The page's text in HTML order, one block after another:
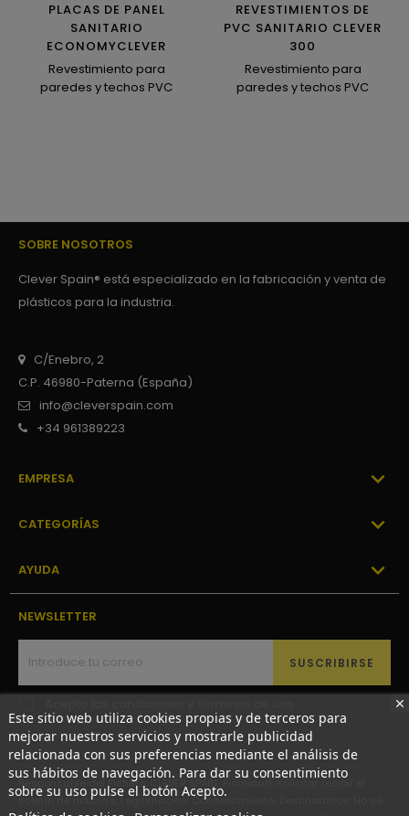
PLACAS DE PANEL
SANITARIO
ECONOMYCLEVER
Revestimiento para
paredes y techos PVC
REVESTIMIENTOS DE
PVC SANITARIO CLEVER
300
Revestimiento para
paredes y techos PVC
SOBRE NOSOTROS
Clever Spain® está especializado en la fabricación y venta de
plásticos para la industria.
C/Enebro, 2
C.P. 46980-Paterna (España)
info@cleverspain.com
+34 961389223
EMPRESA 
CATEGORÍAS 
AYUDA 
NEWSLETTER
SUSCRIBIRSE
Responsable del Fichero: CLEVER SPAIN; Finalidad: solicitar recibir el
boletín de noticias; Legitimación: Consentimiento; Destinatarios: No se
Este sitio web utiliza cookies propias y de terceros para
mejorar nuestros servicios y mostrarle publicidad
relacionada con sus preferencias mediante el análisis de
sus hábitos de navegación. Para dar su consentimiento
sobre su uso pulse el botón Acepto.